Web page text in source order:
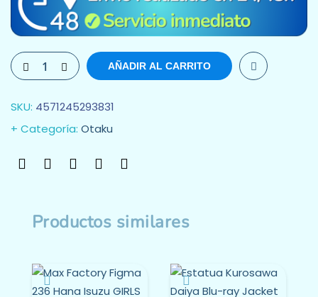
AÑADIR AL CARRITO
SKU: 4571245293831
Categoría: Otaku
Productos similares